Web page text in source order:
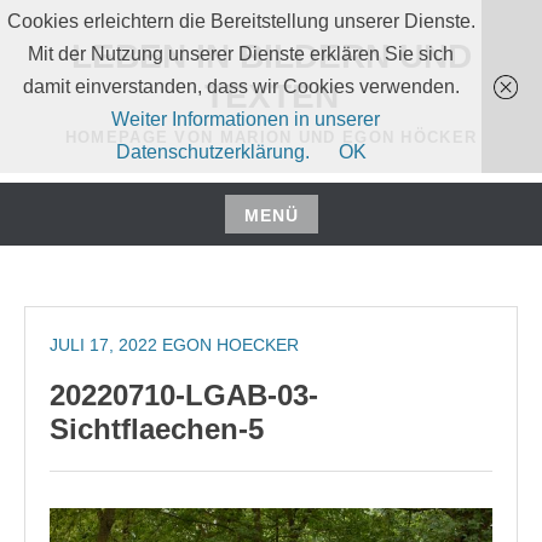
Zum
Inhalt
springen
LEBEN IN BILDERN UND
TEXTEN
MENÜ
Zum
springen
JULI 17, 2022 EGON HOECKER
20220710-LGAB-03-
Sichtflaechen-5
Cookies erleichtern die Bereitstellung unserer Dienste.
Mit der Nutzung unserer Dienste erklären Sie sich
damit einverstanden, dass wir Cookies verwenden.
Weiter Informationen in unserer
Datenschutzerklärung.
OK